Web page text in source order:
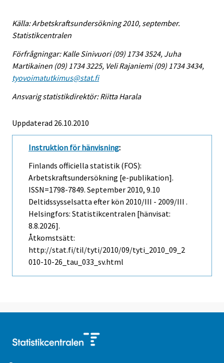
Källa: Arbetskraftsundersökning 2010, september.
Statistikcentralen
Förfrågningar: Kalle Sinivuori (09) 1734 3524, Juha
Martikainen (09) 1734 3225, Veli Rajaniemi (09) 1734 3434,
tyovoimatutkimus@stat.fi
Ansvarig statistikdirektör: Riitta Harala
Uppdaterad 26.10.2010
Instruktion för hänvisning:
Finlands officiella statistik (FOS):
Arbetskraftsundersökning [e-publikation].
ISSN=1798-7849. September 2010, 9.10
Deltidssysselsatta efter kön 2010/III - 2009/III .
Helsingfors: Statistikcentralen [hänvisat:
8.8.2026].
Åtkomstsätt:
http://stat.fi/til/tyti/2010/09/tyti_2010_09_2
010-10-26_tau_033_sv.html